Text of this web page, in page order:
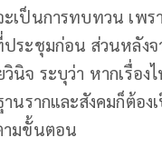
เป็นการทบทวน เพ
ระชุมก่อน ส่วนหลัง
นิจ ระบุว่า หากเรื่อง
านรากและสังคมก็ต้อ
ามขั้นตอน